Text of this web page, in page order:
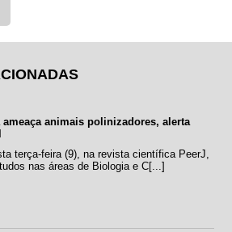
animais polinizadores, alerta
terça-feira (9), na revista científica PeerJ,
nas áreas de Biologia e C[...]